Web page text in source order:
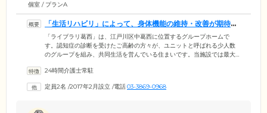
個室 / プランA
「生活リハビリ」によって、身体機能の維持・改善が期待で
きます
「ライブラリ葛西」は、江戸川区中葛西に位置するグループホームで
す。認知症の診断を受けたご高齢の方々が、ユニットと呼ばれる少人数
のグループを組み、共同生活を営んでいる住まいです。当施設では最大9
立」した状態を尊重する当施設では、生活のなかで掃除や洗濯、炊事な
囲で役割分担をしています。日常生活の動作をリハビリとしてとらえる
24時間介護士常駐
定員2名 /2017年2月設立 /電話03-3869-0968